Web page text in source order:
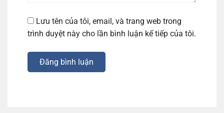
Lưu tên của tôi, email, và trang web trong
trình duyệt này cho lần bình luận kế tiếp của tôi.
Đăng bình luận